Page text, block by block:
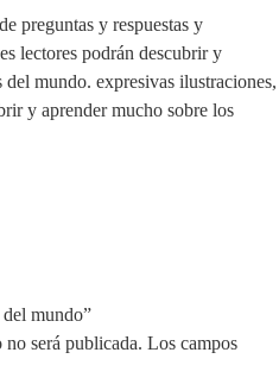
preguntas y respuestas y
lectores podrán descubrir y
mundo. expresivas ilustraciones,
y aprender mucho sobre los
mundo”
será publicada. Los campos